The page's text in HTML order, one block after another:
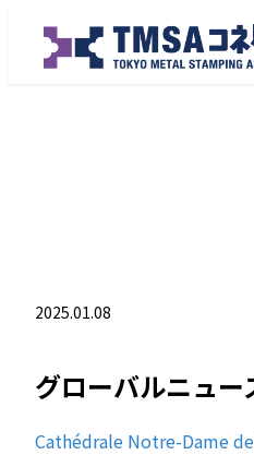
2025.01.08
グローバルニュー
Cathédrale Notre-Dame